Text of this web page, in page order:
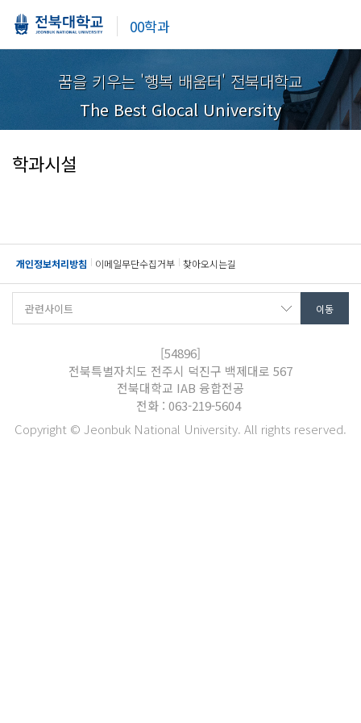
00학과
꿈을 키우는 '행복 배움터' 전북대학교
The Best Glocal University
학과시설
개인정보처리방침 이메일무단수집거부 찾아오시는길
[54896]
전북특별자치도 전주시 덕진구 백제대로 567
전북대학교 IAB 융합전공
전화 : 063-219-5604
Copyright © Jeonbuk National University. All rights reserved.